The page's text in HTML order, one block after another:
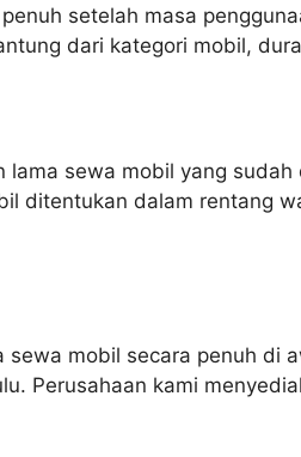
setelah masa
dari kategori mobil,
lama sewa mobil yang
ditentukan dalam rentang
mobil secara penuh di
Perusahaan kami